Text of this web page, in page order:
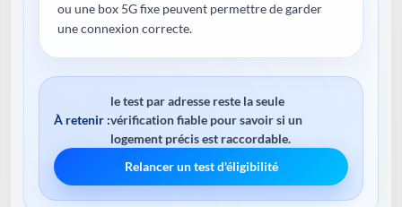
ou une box 5G fixe peuvent permettre de garder
une connexion correcte.
À retenir :
le test par adresse reste la seule
vérification fiable pour savoir si un
logement précis est raccordable.
Relancer un test d'éligibilité